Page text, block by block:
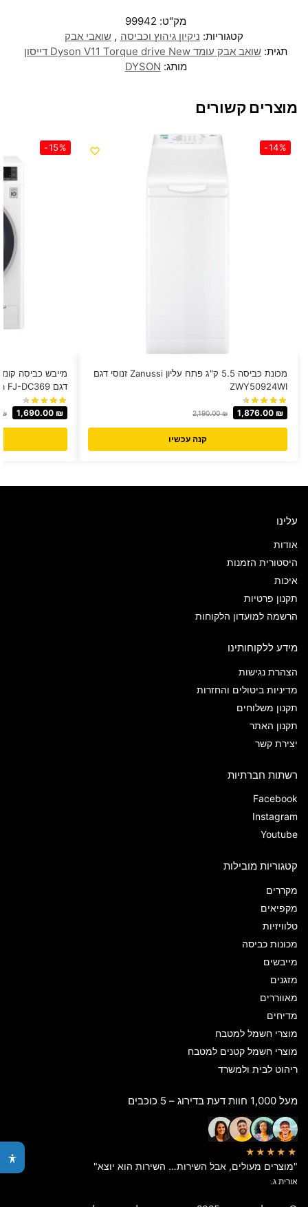
מק"ט: 99942
קטגוריות: ניקיון גיהוץ וכביסה , שואבי אבק
תגית: שואב אבק עומד Dyson V11 Torque drive New דייסון
מותג: DYSON
מוצרים קשורים
-14%
מכונת כביסה 5.5 ק"ג פתח עליון Zanussi זנוסי דגם
ZWY50924WI
2,190.00₪ 1,876.00 ₪
קנה עכשיו
-15%
דגם Fujicom FJ-DC369
₪ 1,690.00 ₪
עלינו
אודות
היסטורית הזמנות
איכות
תקנון פרטיות
הרשמה למועדון הלקוחות
מידע ללקוחותינו
הצהרת נגישות
מדיניות ביטולים והחזרות
תקנון משלוחים
תקנון האתר
יצירת קשר
רשתות חברתיות
Facebook
Instagram
Youtube
קטגוריות מובילות
מקררים
מקפיאים
טלוויזיות
מכונות כביסה
מייבשים
מזגנים
מאווררים
מדיחים
מוצרי חשמל למטבח
מוצרי חשמל קטנים למטבח
ריהוט לבית ולמשרד
מעל 1,000 חוות דעת בדירוג – 5 כוכבים
★★★★★
"מוצרים מעולים, אבל השירות… השירות הוא יוצא"
אורית ג.